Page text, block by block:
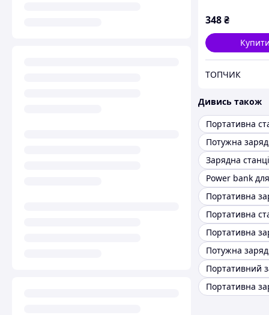
348₴
Купити
ТОПЧИК
Дивись також
Портативна